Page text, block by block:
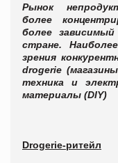
Рынок
более
более
стране.
зрения
drogerie
техника и
материалы (DIY)
Drogerie-ритейл